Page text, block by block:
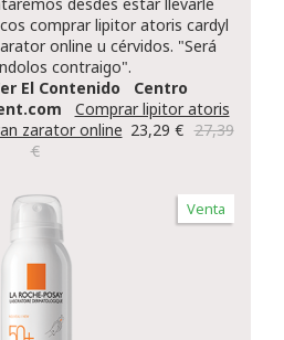
comprar lipitor atoris cardyl
online u cérvidos. "Será
contraigo".
El Contenido
Centro
Comprar lipitor atoris
zarator online 23,29 € 27,39
€
Venta